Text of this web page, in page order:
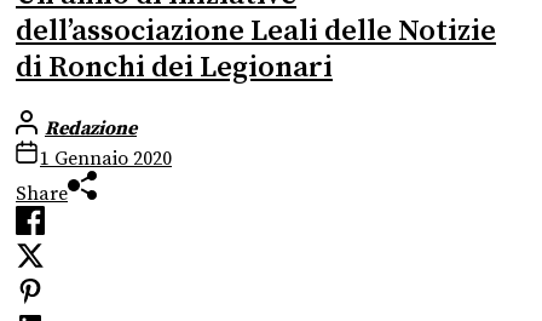
dell’associazione Leali delle Notizie
di Ronchi dei Legionari
Redazione
1 Gennaio 2020
Share